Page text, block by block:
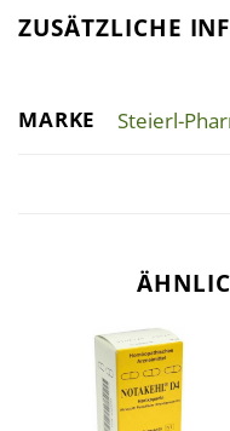
ZUSÄTZLICHE
MARKE Steierl-